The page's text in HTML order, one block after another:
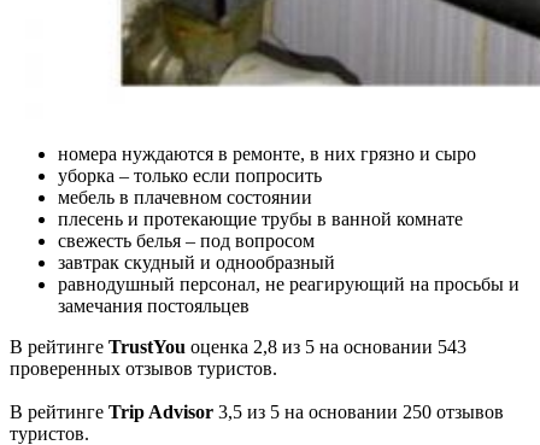
номера нуждаются в ремонте, в них грязно и сыро
уборка – только если попросить
мебель в плачевном состоянии
плесень и протекающие трубы в ванной комнате
свежесть белья – под вопросом
завтрак скудный и однообразный
равнодушный персонал, не реагирующий на просьбы и
замечания постояльцев
В рейтинге TrustYou оценка 2,8 из 5 на основании 543
проверенных отзывов туристов.
В рейтинге Trip Advisor 3,5 из 5 на основании 250 отзывов
туристов.